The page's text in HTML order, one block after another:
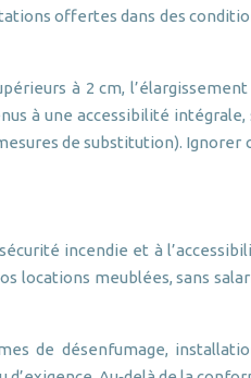
offertes dans des
à 2 cm,
à une accessibilité intégrale,
de substitution).
incendie et à
locations meublées, sans
de désenfumage,